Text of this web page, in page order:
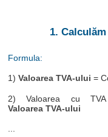
1.
Formula:
1)Valoarea TVA-ului =
2) Valoarea cu
Valoarea TVA-ului
...